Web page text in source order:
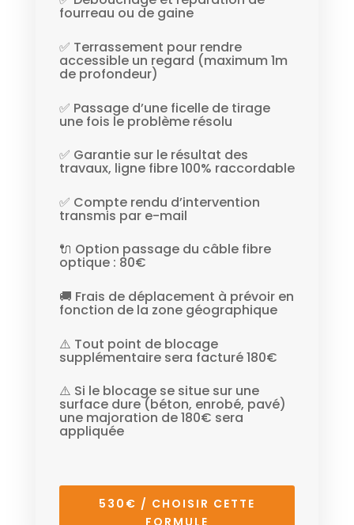
fourreau ou de gaine
✅ Terrassement pour rendre
accessible un regard (maximum 1m
de profondeur)
✅ Passage d’une ficelle de tirage
une fois le problème résolu
✅ Garantie sur le résultat des
travaux, ligne fibre 100% raccordable
✅ Compte rendu d’intervention
transmis par e-mail
🔌 Option passage du câble fibre
optique : 80€
🚚 Frais de déplacement à prévoir en
fonction de la zone géographique
⚠️ Tout point de blocage
supplémentaire sera facturé 180€
⚠️ Si le blocage se situe sur une
surface dure (béton, enrobé, pavé)
une majoration de 180€ sera
appliquée
530€ / CHOISIR CETTE
FORMULE